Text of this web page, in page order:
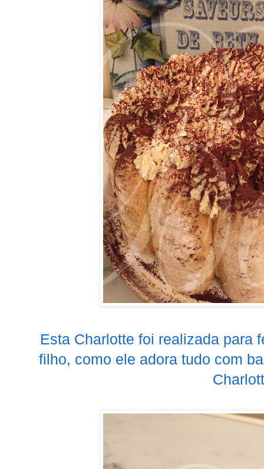
Esta Charlotte foi realizada para
filho, como ele adora tudo com